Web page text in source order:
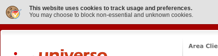
This website uses cookies to track usage and preferences.
You may choose to block non-essential and unknown cookies.